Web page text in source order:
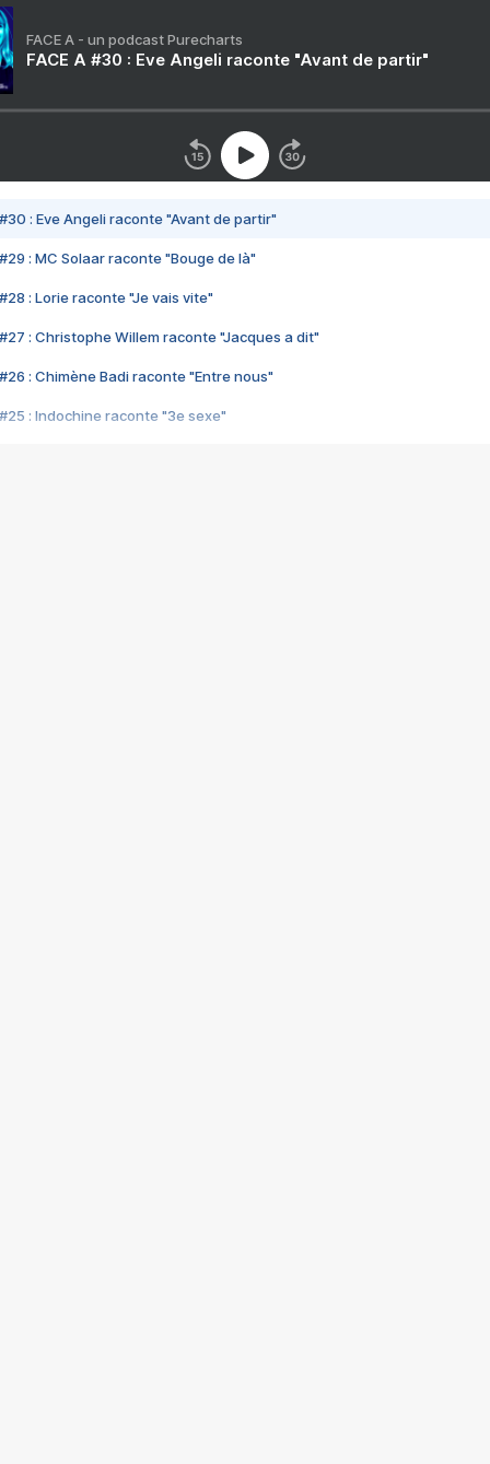
FACE A - un podcast Purecharts
FACE A #30 : Eve Angeli raconte "Avant de partir"
#30 : Eve Angeli raconte "Avant de partir"
#29 : MC Solaar raconte "Bouge de là"
#28 : Lorie raconte "Je vais vite"
#27 : Christophe Willem raconte "Jacques a dit"
#26 : Chimène Badi raconte "Entre nous"
#25 : Indochine raconte "3e sexe"